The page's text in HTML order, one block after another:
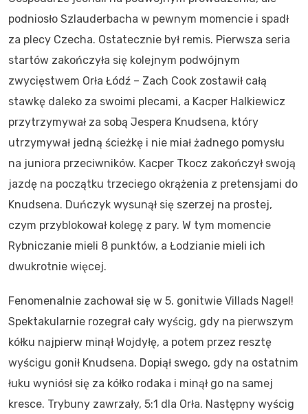
podniosło Szlauderbacha w pewnym momencie i spadł
za plecy Czecha. Ostatecznie był remis. Pierwsza seria
startów zakończyła się kolejnym podwójnym
zwycięstwem Orła Łódź – Zach Cook zostawił całą
stawkę daleko za swoimi plecami, a Kacper Halkiewicz
przytrzymywał za sobą Jespera Knudsena, który
utrzymywał jedną ścieżkę i nie miał żadnego pomysłu
na juniora przeciwników. Kacper Tkocz zakończył swoją
jazdę na początku trzeciego okrążenia z pretensjami do
Knudsena. Duńczyk wysunął się szerzej na prostej,
czym przyblokował kolegę z pary. W tym momencie
Rybniczanie mieli 8 punktów, a Łodzianie mieli ich
dwukrotnie więcej.
Fenomenalnie zachował się w 5. gonitwie Villads Nagel!
Spektakularnie rozegrał cały wyścig, gdy na pierwszym
kółku najpierw minął Wojdyłę, a potem przez resztę
wyścigu gonił Knudsena. Dopiął swego, gdy na ostatnim
łuku wyniósł się za kółko rodaka i minął go na samej
kresce. Trybuny zawrzały, 5:1 dla Orła. Następny wyścig